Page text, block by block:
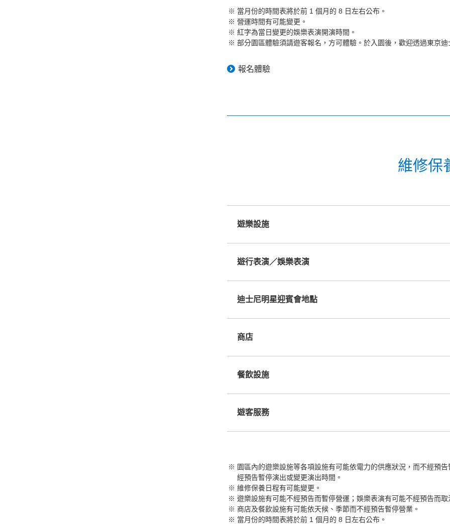
當月份的時間表將於前 1 個月的 8 日左右公布。
營運時間有可能變更。
紅字為當日變更的娛樂表演開演時間。
部分園區體驗須請遊客報名，方可體驗。於入園後，歡迎透過東京
報名體驗
維修保
遊樂設施
遊行表演／娛樂表演
迪士尼明星迎賓會地點
商店
餐飲設施
遊客服務
園區內的遊樂設施等各項設施有可能依電力的供應狀況，而不經預
經預告暫停演出或變更演出時間。
維修保養日程有可能變更。
遊樂設施有可能不經預告而暫停營運；娛樂表演有可能不經預告而取
商店及餐飲設施有可能依天候、季節而不經預告暫停營業。
當月份的時間表將於前 1 個月的 8 日左右公布。